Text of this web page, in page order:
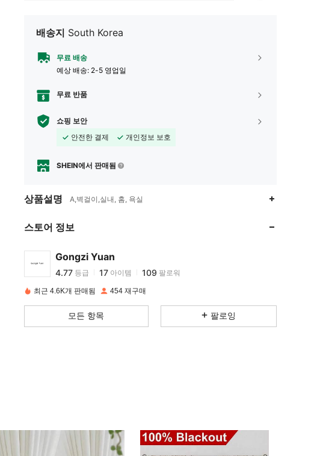
배송지 South Korea
무료 배송
예상 배송: 2-5 영업일
무료 반품
쇼핑 보안
안전한 결제
개인정보 보호
SHEIN에서 판매됨
상품설명 A,벽걸이,실내, 홈, 욕실
스토어 정보
Gongzi Yuan
4.77 17
4.77
4.77
17
4.77 등급 17 아이템 109 팔로워
4.77 17
109
4.77
17
109
4.77
17
109
최근 4.6K개 판매됨 454 재구매
모든 항목 팔로잉